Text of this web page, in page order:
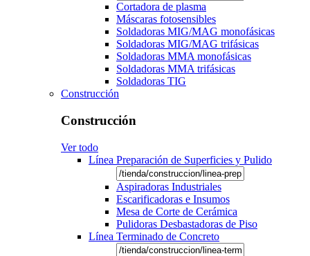
Cortadora de plasma
Máscaras fotosensibles
Soldadoras MIG/MAG monofásicas
Soldadoras MIG/MAG trifásicas
Soldadoras MMA monofásicas
Soldadoras MMA trifásicas
Soldadoras TIG
Construcción
Construcción
Ver todo
Línea Preparación de Superficies y Pulido
Aspiradoras Industriales
Escarificadoras e Insumos
Mesa de Corte de Cerámica
Pulidoras Desbastadoras de Piso
Línea Terminado de Concreto